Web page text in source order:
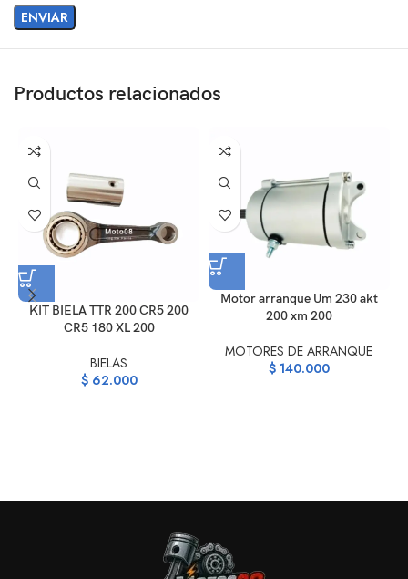
Productos relacionados
KIT BIELA TTR 200 CR5 200
CR5 180 XL 200
BIELAS
$62.000
Motor arranque Um 230 akt
200 xm 200
MOTORES DE ARRANQUE
$140.000